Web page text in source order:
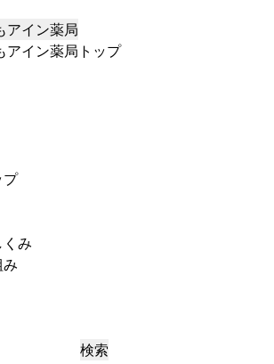
アイン薬局
アイン薬局トップ
プ
み
検索